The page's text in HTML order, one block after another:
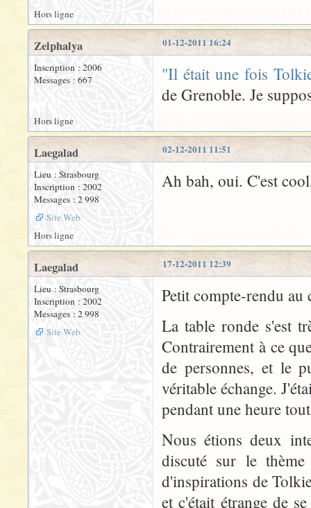
Hors ligne
01-12-2011 16:24
Zelphalya
Inscription : 2006
Messages : 667
"Il était une fois
de Grenoble. Je
Hors ligne
02-12-2011 11:51
Laegalad
Lieu : Strasbourg
Inscription : 2002
Messages : 2 998
Site Web
Ah bah, oui. C'est
Hors ligne
17-12-2011 12:39
Laegalad
Lieu : Strasbourg
Inscription : 2002
Messages : 2 998
Site Web
Petit compte-rendu au
La table ronde s'est
Contrairement à ce
de personnes, et le
véritable échange.
pendant une heure
Nous étions deux
discuté sur le
d'inspirations de
et c'était étrange de